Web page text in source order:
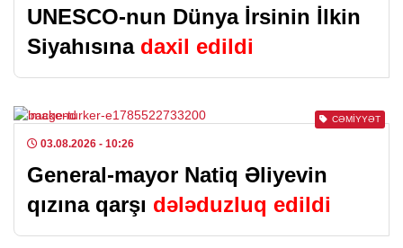
UNESCO-nun Dünya İrsinin İlkin
Siyahısına daxil edildi
CƏMIYYƏT
03.08.2026 - 10:26
General-mayor Natiq Əliyevin
qızına qarşı dələduzluq edildi